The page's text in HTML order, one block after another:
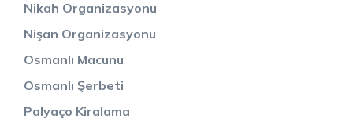
Nikah Organizasyonu
Nişan Organizasyonu
Osmanlı Macunu
Osmanlı Şerbeti
Palyaço Kiralama